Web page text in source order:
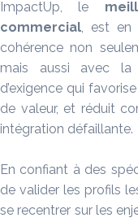
ImpactUp, le
commercial, est en
cohérence non
mais aussi avec la
d’exigence qui
de valeur, et réduit
intégration défaillante.
En confiant à des
de valider les profils
se recentrer sur les